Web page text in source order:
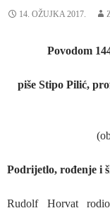
14. OŽUJKA 2017.
Povodom
piše Stipo Pilić,
Podrijetlo, rođenje i
Rudolf Horvat